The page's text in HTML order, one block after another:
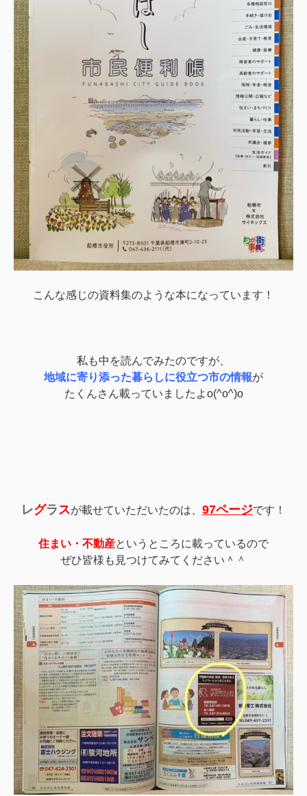
こんな感じの資料集のような本になっています！
私も中を読んでみたのですが、
地域に寄り添った暮らしに役立つ市の情報が
たくんさん載っていましたよo(^o^)o
レグラ スが載せていただいたのは、 97ページです！
住まい・不動産というところに載っているので
ぜひ皆様も見つけてみてください＾＾